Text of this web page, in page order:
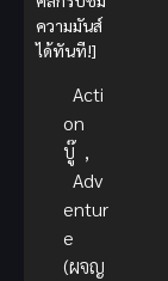
ความมันส์
ได้ทันที!]
Acti
on
บู๊ ,
Adv
entur
e
(ผจญ